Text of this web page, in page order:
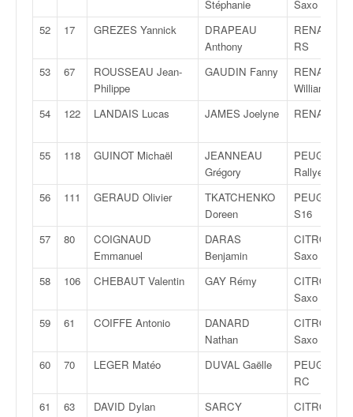
Stéphanie
Saxo VTS
52
17 GREZES Yannick
DRAPEAU
Anthony
RENAULT
RS
53
67
ROUSSEAU Jean-
Philippe
GAUDIN Fanny
RENAULT
Williams
54
122 LANDAIS Lucas JAMES Joelyne RENAULT
55 118 GUINOT Michaël
JEANNEAU
Grégory
PEUGEOT
Rallye
56
111 GERAUD Olivier
TKATCHENKO
Doreen
PEUGEOT
S16
57
80
COIGNAUD
Emmanuel
DARAS
Benjamin
CITROËN
Saxo VTS
58
106 CHEBAUT Valentin GAY Rémy
CITROËN
Saxo VTS
59
61 COIFFE Antonio
DANARD
Nathan
CITROËN
Saxo VTS
60
70 LEGER Matéo DUVAL Gaëlle
PEUGEOT
RC
61
63 DAVID Dylan
SARCY
CITROËN